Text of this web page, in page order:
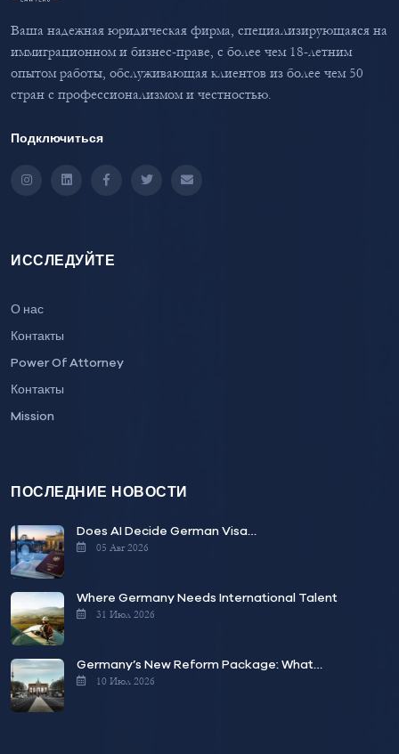
Ваша надежная юридическая фирма, специализирующаяся на
иммиграционном и бизнес-праве, с более чем 18-летним
опытом работы, обслуживающая клиентов из более чем 50
стран с профессионализмом и честностью.
Подключиться
InstagramLinkedInFacebookTwitter Email
ИССЛЕДУЙТЕ
О нас
Контакты
Power Of Attorney
Контакты
Mission
ПОСЛЕДНИЕ НОВОСТИ
Does AI Decide German Visa…
05 Авг 2026
Where Germany Needs International Talent
31 Июл 2026
Germany’s New Reform Package: What…
10 Июл 2026